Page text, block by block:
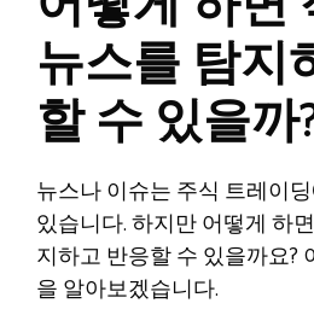
뉴스를 탐지
할 수 있을까
뉴스나 이슈는 주식 트레이
있습니다. 하지만 어떻게 하
지하고 반응할 수 있을까요?
을 알아보겠습니다.